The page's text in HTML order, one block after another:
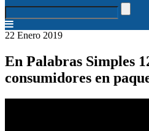
22 Enero 2019
En Palabras Simples
consumidores en